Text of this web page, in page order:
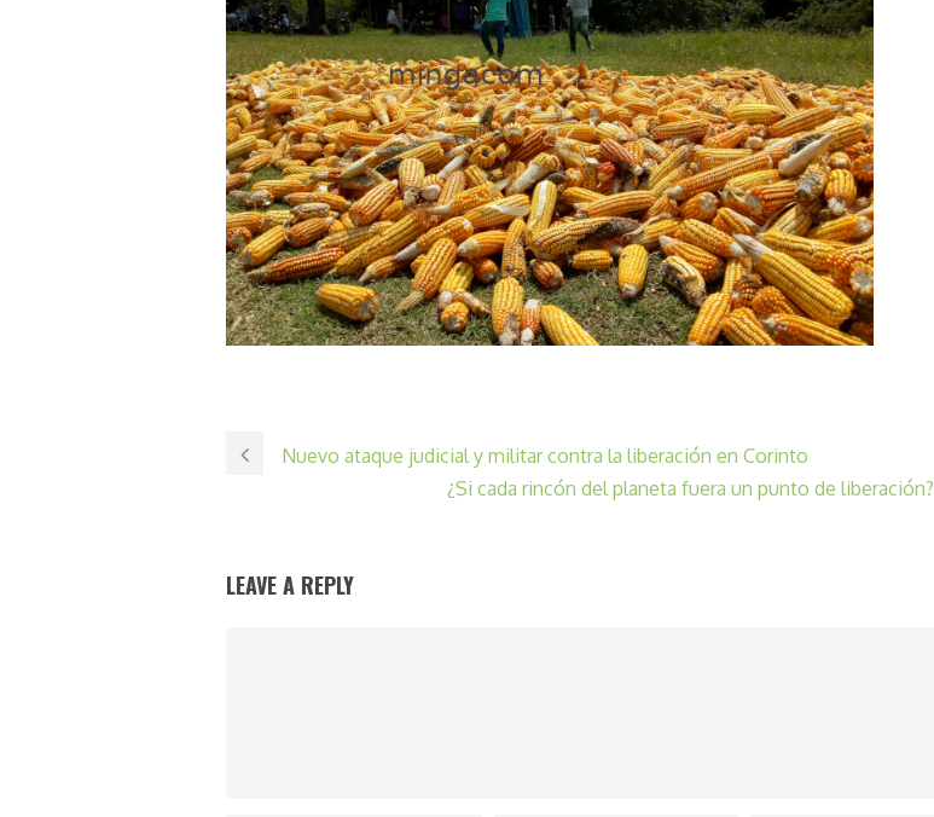
Nuevo ataque judicial y militar contra la liberación en Corinto
¿Si cada rincón del planeta fuera un punto de liberación?
LEAVE A REPLY